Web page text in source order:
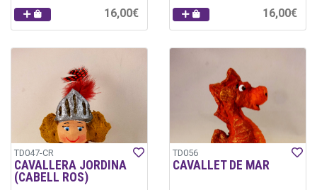
16,00€ 16,00€
TD047-CR
CAVALLERA JORDINA
(CABELL ROS)
TD056
CAVALLET DE MAR